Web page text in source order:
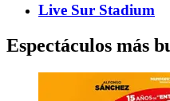
Live Sur Stadium
Espectáculos más